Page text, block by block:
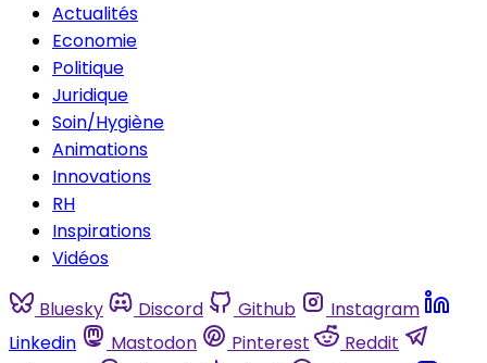
Actualités
Economie
Politique
Juridique
Soin/Hygiène
Animations
Innovations
RH
Inspirations
Vidéos
Bluesky Discord Github
Instagram
Linkedin
Mastodon Pinterest
Reddit